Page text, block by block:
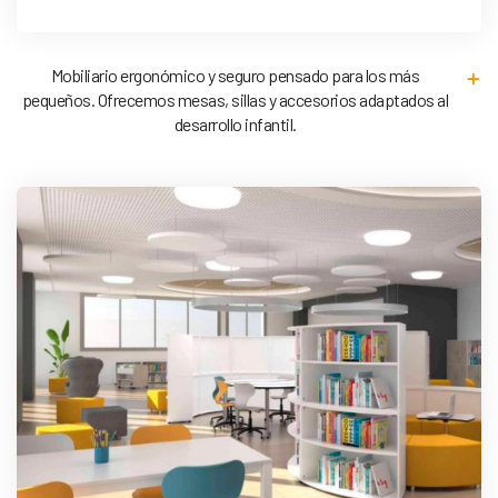
Mobiliario ergonómico y seguro pensado para los más
pequeños. Ofrecemos mesas, sillas y accesorios adaptados al
desarrollo infantil.